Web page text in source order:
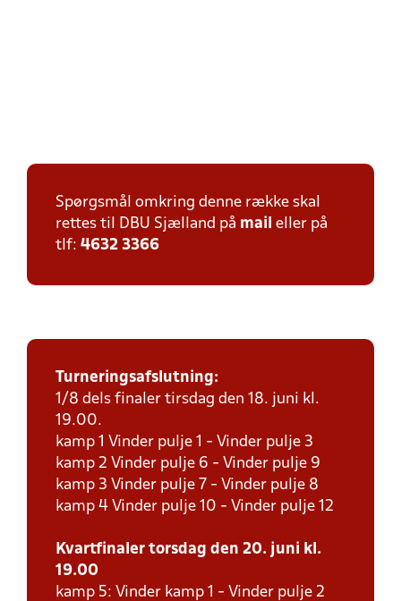
Spørgsmål omkring denne række skal
rettes til DBU Sjælland på mail eller på
tlf: 4632 3366
Turneringsafslutning:
1/8 dels finaler tirsdag den 18. juni kl.
19.00.
kamp 1 Vinder pulje 1 - Vinder pulje 3
kamp 2 Vinder pulje 6 - Vinder pulje 9
kamp 3 Vinder pulje 7 - Vinder pulje 8
kamp 4 Vinder pulje 10 - Vinder pulje 12
Kvartfinaler torsdag den 20. juni kl.
19.00
kamp 5: Vinder kamp 1 - Vinder pulje 2